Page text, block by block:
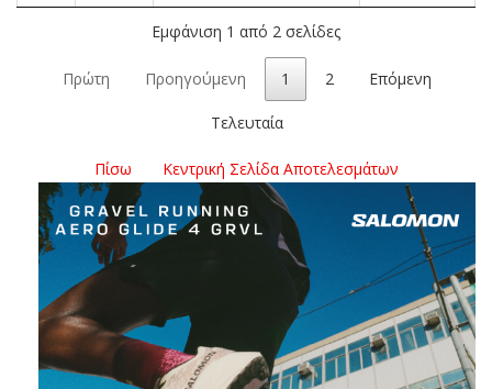
Εμφάνιση 1 από 2 σελίδες
Πρώτη Προηγούμενη 1 2 Επόμενη
Τελευταία
Πίσω Κεντρική Σελίδα Αποτελεσμάτων